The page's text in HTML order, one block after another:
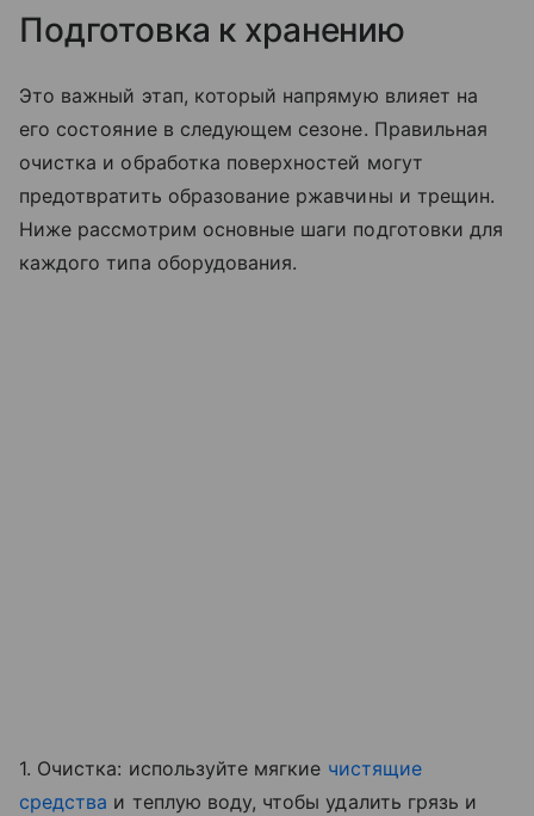
Подготовка к хранению
Это важный этап, который напрямую влияет на
его состояние в следующем сезоне. Правильная
очистка и обработка поверхностей могут
предотвратить образование ржавчины и трещин.
Ниже рассмотрим основные шаги подготовки для
каждого типа оборудования.
1. Очистка: используйте мягкие чистящие
средства и теплую воду, чтобы удалить грязь и